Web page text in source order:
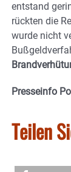
entstand
rückten die
wurde nicht
Presseinfo
Teilen